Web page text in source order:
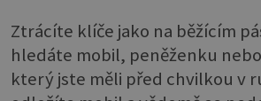
Ztrácíte klíče jako na běžícím
hledáte mobil, peněženku
který jste měli před chvilkou v